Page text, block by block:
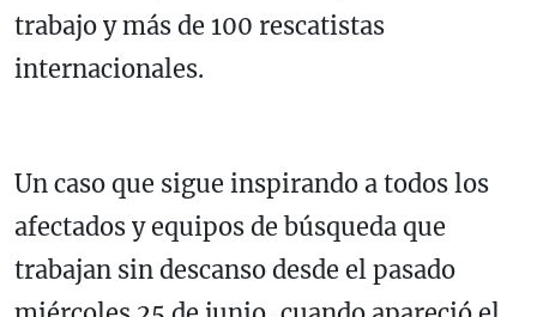
trabajo y más de 100 rescatistas
internacionales.
Un caso que sigue inspirando a todos los
afectados y equipos de búsqueda que
trabajan sin descanso desde el pasado